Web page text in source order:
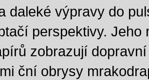
daleké výpravy do
perspektivy. Jeho
zobrazují
ční obrysy